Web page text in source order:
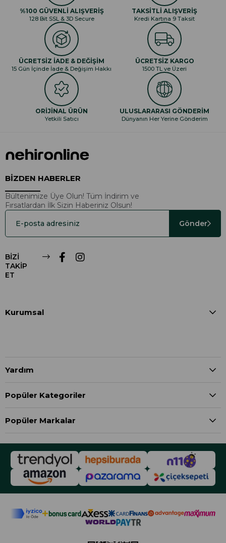
%100 GÜVENLİ ALIŞVERİŞ
128 Bit SSL & 3D Secure
TAKSİTLİ ALIŞVERİŞ
Kredi Kartına 9 Taksit
ÜCRETSİZ İADE & DEĞİŞİM
15 Gün İçinde İade & Değişim Hakkı
ÜCRETSİZ KARGO
1500 TL ve Üzeri
ORİJİNAL ÜRÜN
Yetkili Satıcı
ULUSLARARASI GÖNDERİM
Dünyanın Her Yerine Gönderim
BİZDEN HABERLER
Bültenimize Üye Olun! Tüm İndirim ve
Fırsatlardan İlk Sizin Haberiniz Olsun!
Gönder
BİZİ
TAKİP
ET
Kurumsal
Yardım
Popüler Kategoriler
Popüler Markalar